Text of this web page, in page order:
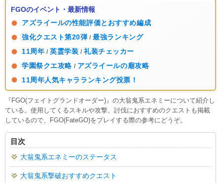
FGOのイベント・最新情報
アズライールの性能評価とおすすめ編成
強化クエスト第20弾 / 最強ランキング
11周年 / 英霊学装 / 礼装チェッカー
学園祭クエ攻略 / アズライールの廟攻略
11周年人気キャラランキング投票！
『FGO(フェイトグランドオーダー)』の大翁鬼系エネミーについて紹介し
ている。使用してくるスキルや攻撃、討伐におすすめのクエストも掲載
しているので、FGO(FateGO)をプレイする際の参考にどうぞ。
目次
大翁鬼系エネミーのステータス
大翁鬼系撃破おすすめクエスト